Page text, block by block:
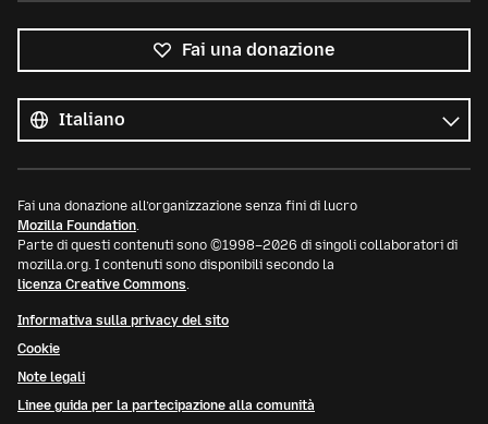
Fai una donazione
le
lingue
Lingua
Fai una donazione all’organizzazione senza fini di lucro
Mozilla Foundation.
Parte di questi contenuti sono ©1998–2026 di singoli collaboratori di
mozilla.org. I contenuti sono disponibili secondo la
licenza Creative Commons.
Informativa sulla privacy del sito
Cookie
Note legali
Linee guida per la partecipazione alla comunità